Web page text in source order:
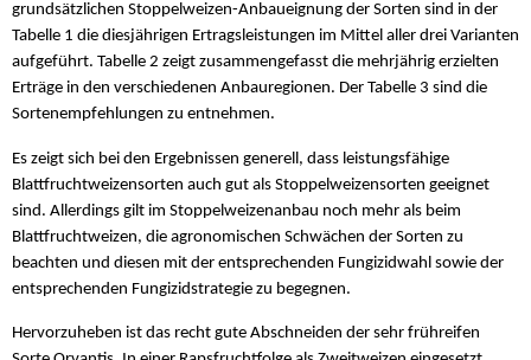
grundsätzlichen Stoppelweizen-Anbaueignung der Sorten sind in der
Tabelle 1 die diesjährigen Ertragsleistungen im Mittel aller drei Varianten
aufgeführt. Tabelle 2 zeigt zusammengefasst die mehrjährig erzielten
Erträge in den verschiedenen Anbauregionen. Der Tabelle 3 sind die
Sortenempfehlungen zu entnehmen.
Es zeigt sich bei den Ergebnissen generell, dass leistungsfähige
Blattfruchtweizensorten auch gut als Stoppelweizensorten geeignet
sind. Allerdings gilt im Stoppelweizenanbau noch mehr als beim
Blattfruchtweizen, die agronomischen Schwächen der Sorten zu
beachten und diesen mit der entsprechenden Fungizidwahl sowie der
entsprechenden Fungizidstrategie zu begegnen.
Hervorzuheben ist das recht gute Abschneiden der sehr frühreifen